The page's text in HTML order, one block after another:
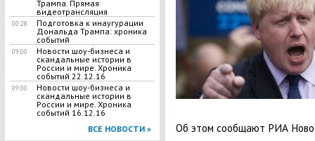
Трампа. Прямая
видеотрансляция
00:28
Подготовка к инаугурации
Дональда Трампа: хроника
событий
09:00
Новости шоу-бизнеса и
скандальные истории в
России и мире. Хроника
событий 22.12.16
09:00
Новости шоу-бизнеса и
скандальные истории в
России и мире. Хроника
событий 16.12.16
ВСЕ НОВОСТИ »
Об этом сообщают РИА